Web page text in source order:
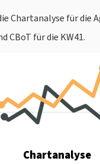
Chartanalyse für die
CBoT für die KW41.
Chartanalyse